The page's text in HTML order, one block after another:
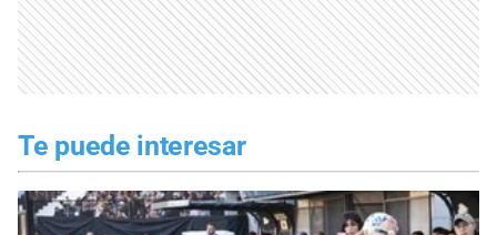
Te puede interesar